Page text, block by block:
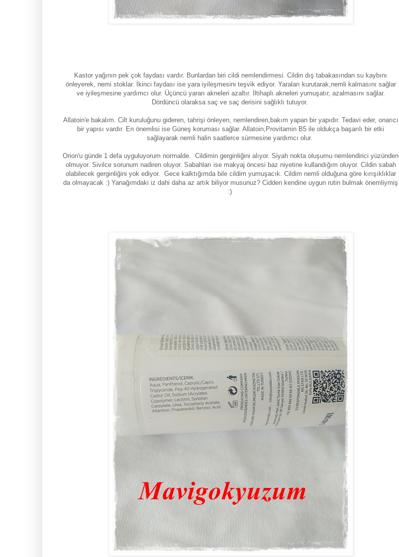
Kastor yağının pek çok faydası vardır. Bunlardan biri cildi nemlendirmesi. Cildin dış tabakasından su kaybını
önleyerek, nemi stoklar. İkinci faydası ise yara iyileşmesini teşvik ediyor. Yaraları kurutarak,nemli kalmasını sağlar
ve iyileşmesine yardımcı olur. Üçüncü yararı akneleri azaltır. İltihaplı akneleri yumuşatır, azalmasını sağlar.
Dördüncü olaraksa saç ve saç derisini sağlıklı tutuyor.
Allatoin'e bakalım. Cilt kuruluğunu gideren, tahrişi önleyen, nemlendiren,bakım yapan bir yapıdır. Tedavi eder, onarıcı
bir yapısı vardır. En önemlisi ise Güneş koruması sağlar. Allatoin,Provitamin B5 ile oldukça başarılı bir etki
sağlayarak nemli halin saatlerce sürmesine yardımcı olur.
Orion'u günde 1 defa uyguluyorum normalde. Cildimin gerginliğini alıyor. Siyah nokta oluşumu nemlendirici yüzünden
olmuyor. Sivilce sorunum nadiren oluyor. Sabahları ise makyaj öncesi baz niyetine kullandığım oluyor. Cildin sabah
olabilecek gerginliğini yok ediyor. Gece kalktığımda bile cildim yumuşacık. Cildim nemli olduğuna göre kırışıklıklar
da olmayacak :) Yanağımdaki iz dahi daha az artık biliyor musunuz? Cidden kendine uygun rutin bulmak önemliymiş
:)